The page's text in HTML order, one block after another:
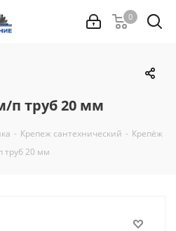
0
п труб 20 мм
- Крепеж сантехнический - Крепёж
труб 20 мм